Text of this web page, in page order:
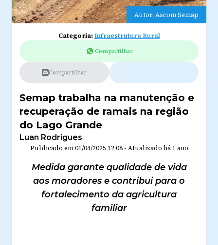
Autor: Ascom Semap
Categoria:Infraestrutura Rural
Compartilhar
Compartilhar
Semap trabalha na manutenção e
recuperação de ramais na região
do Lago Grande
Luan Rodrigues
Publicado em01/04/2025 12:08- Atualizado há 1 ano
Medida garante qualidade de vida
aos moradores e contribui para o
fortalecimento da agricultura
familiar